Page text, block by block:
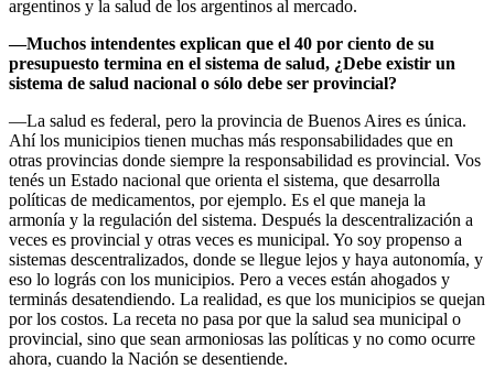
argentinos y la salud de los argentinos al mercado.
—Muchos intendentes explican que el 40 por ciento de su
presupuesto termina en el sistema de salud, ¿Debe existir un
sistema de salud nacional o sólo debe ser provincial?
—La salud es federal, pero la provincia de Buenos Aires es única.
Ahí los municipios tienen muchas más responsabilidades que en
otras provincias donde siempre la responsabilidad es provincial. Vos
tenés un Estado nacional que orienta el sistema, que desarrolla
políticas de medicamentos, por ejemplo. Es el que maneja la
armonía y la regulación del sistema. Después la descentralización a
veces es provincial y otras veces es municipal. Yo soy propenso a
sistemas descentralizados, donde se llegue lejos y haya autonomía, y
eso lo lográs con los municipios. Pero a veces están ahogados y
terminás desatendiendo. La realidad, es que los municipios se quejan
por los costos. La receta no pasa por que la salud sea municipal o
provincial, sino que sean armoniosas las políticas y no como ocurre
ahora, cuando la Nación se desentiende.